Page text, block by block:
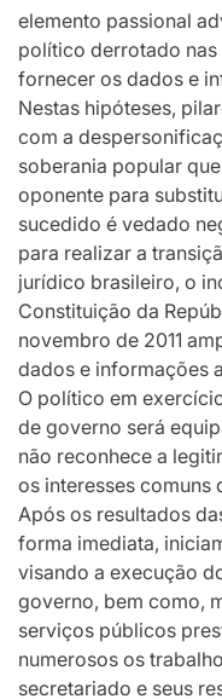
elemento passional
político derrotado nas
fornecer os dados e
Nestas hipóteses,
com a
soberania popular
oponente para
sucedido é vedado
para realizar a
jurídico brasileiro, o
Constituição da
novembro de 2011
dados e informações
O político em
de governo será
não reconhece a
os interesses comuns
Após os resultados
forma imediata,
visando a execução
governo, bem como,
serviços públicos
numerosos os
secretariado e seus